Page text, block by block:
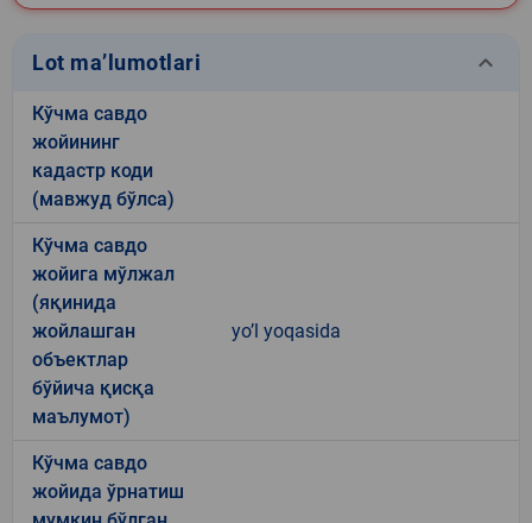
Lot ma’lumotlari keyboard_arrow_down
Кўчма савдо
жойининг
кадастр коди
(мавжуд бўлса)
Кўчма савдо
жойига мўлжал
(яқинида
жойлашган
объектлар
бўйича қисқа
маълумот)
yo’l yoqasida
Кўчма савдо
жойида ўрнатиш